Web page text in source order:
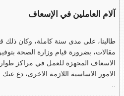
آلام العاملين في الإسعاف
طالبنا، على مدى سنة كاملة، وكان ذلك
مقالات، بضرورة قيام وزارة الصحة
الاسعاف المجهزة للعمل في مراكز
الامور الاساسية اللازمة الاخرى، دع
..